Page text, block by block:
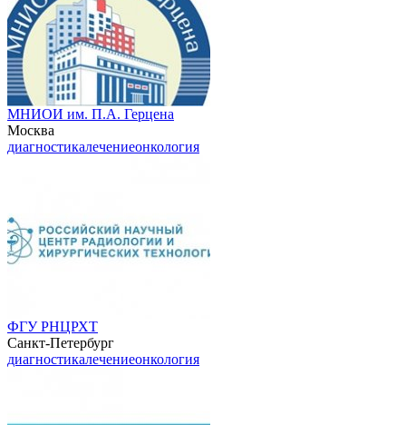
МНИОИ им. П.А. Герцена
Москва
диагностикалечениеонкология
ФГУ РНЦРХТ
Санкт-Петербург
диагностикалечениеонкология